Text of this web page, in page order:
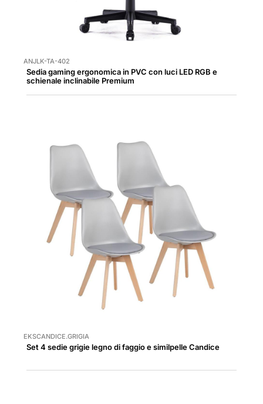
ANJLK-TA-402
Sedia gaming ergonomica in PVC con luci LED RGB e
schienale inclinabile Premium
EKSCANDICE.GRIGIA
Set 4 sedie grigie legno di faggio e similpelle Candice